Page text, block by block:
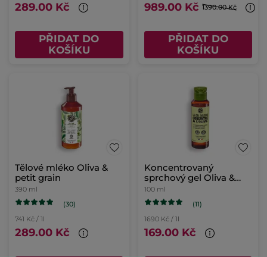
289.00 Kč
PŘIDAT DO
KOŠÍKU
989.00 Kč 1390.00 Kč
PŘIDAT DO
KOŠÍKU
Tělové mléko Oliva &
petit grain
390 ml
(30)
741 Kč / 1l
289.00 Kč
Koncentrovaný
sprchový gel Oliva &
petit grain
100 ml
(11)
1690 Kč / 1l
169.00 Kč